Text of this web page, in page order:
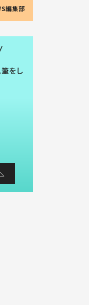
子
編集部
をし